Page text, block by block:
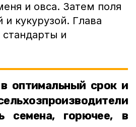
и овса. Затем поля
кукурузой. Глава
и
оптимальный срок и
семена, горючее, в